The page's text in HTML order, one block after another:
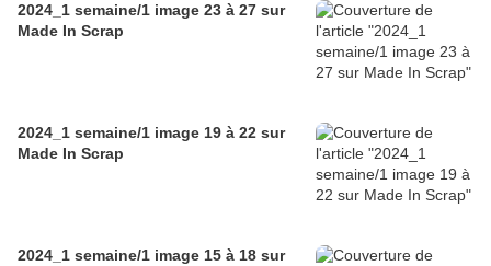
2024_1 semaine/1 image 23 à 27 sur
Made In Scrap
2024_1 semaine/1 image 19 à 22 sur
Made In Scrap
2024_1 semaine/1 image 15 à 18 sur